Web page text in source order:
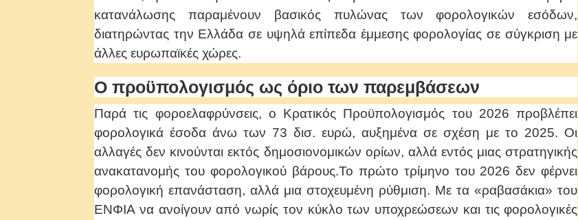
κατανάλωσης παραμένουν βασικός πυλώνας των φορολογικών εσόδων,
διατηρώντας την Ελλάδα σε υψηλά επίπεδα έμμεσης φορολογίας σε σύγκριση με
άλλες ευρωπαϊκές χώρες.
Ο προϋπολογισμός ως όριο των παρεμβάσεων
Παρά τις φοροελαφρύνσεις, ο Κρατικός Προϋπολογισμός του 2026 προβλέπει
φορολογικά έσοδα άνω των 73 δισ. ευρώ, αυξημένα σε σχέση με το 2025. Οι
αλλαγές δεν κινούνται εκτός δημοσιονομικών ορίων, αλλά εντός μιας στρατηγικής
ανακατανομής του φορολογικού βάρους.Το πρώτο τρίμηνο του 2026 δεν φέρνει
φορολογική επανάσταση, αλλά μια στοχευμένη ρύθμιση. Με τα «ραβασάκια» του
ΕΝΦΙΑ να ανοίγουν από νωρίς τον κύκλο των υποχρεώσεων και τις φορολογικές